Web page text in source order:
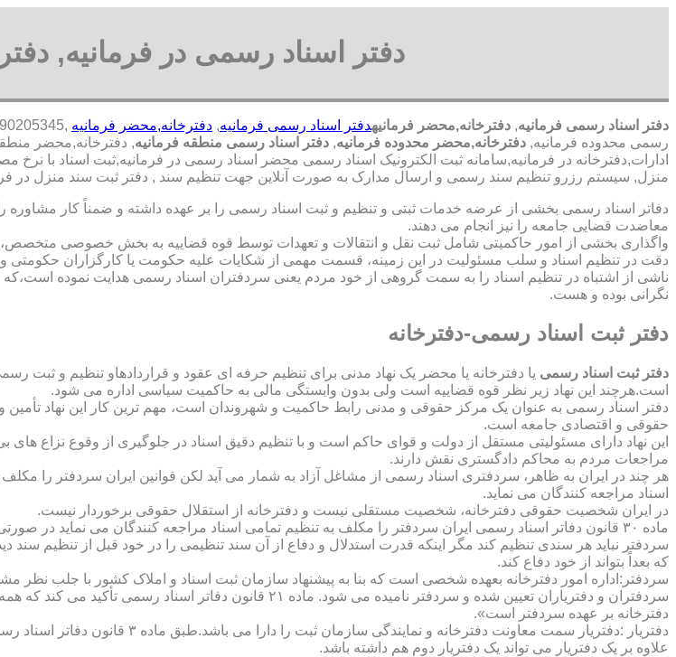
دفتر اسناد رسمی در فرمانیه,
دفتر اسناد رسمی فرمانیه, دفترخانه,محضر فرمانیهدفتر اسناد رسمی فرمانیه, دفترخانه,محضر فرمانیه
رسمی محدوده فرمانیه, دفترخانه,محضر محدوده فرمانیه, دفتر اسناد رسمی منطقه فرمانیه, دفترخانه,محضر
ادارات,دفترخانه در فرمانیه,سامانه ثبت الکترونیک اسناد رسمی محضر اسناد رسمی در فرمانیه,ثبت اسناد با
منزل, سیستم رزرو تنظیم سند رسمی و ارسال مدارک به صورت آنلاین جهت تنظیم سند , دفتر ثبت سند منزل در
دفاتر اسناد رسمی بخشی از عرضه خدمات ثبتی و تنظیم و ثبت اسناد رسمی را بر عهده داشته و ضمناً کار مشاوره
معاضدت قضایی جامعه را نیز انجام می دهند.
واگذاری بخشی از امور حاکمیتی شامل ثبت نقل و انتقالات و تعهدات توسط قوه قضاییه به بخش خصوصی متخصص،
دقت در تنظیم اسناد و سلب مسئولیت در این زمینه، قسمت مهمی از شکایات علیه حکومت یا کارگزاران حکومتی
ناشی از اشتباه در تنظیم اسناد را به سمت گروهی از خود مردم یعنی سردفتران اسناد رسمی هدایت نموده
نگرانی بوده و هست.
دفتر ثبت اسناد رسمی-دفترخانه
دفتر ثبت اسناد رسمی یا دفترخانه یا محضر یک نهاد مدنی برای تنظیم حرفه ای عقود و قراردادهاو تنظیم و ثبت
است.هرچند این نهاد زیر نظر قوه قضاییه است ولی بدون وابستگی مالی به حاکمیت سیاسی اداره می شود.
دفتر اسناد رسمی به عنوان یک مرکز حقوقی و مدنی رابط حاکمیت و شهروندان است، مهم ترین کار این نهاد تأمین
حقوقی و اقتصادی جامعه است.
این نهاد دارای مسئولیتی مستقل از دولت و قوای حاکم است و با تنظیم دقیق اسناد در جلوگیری از وقوع نزاع
مراجعات مردم به محاکم دادگستری نقش دارند.
هر چند در ایران به ظاهر، سردفتری اسناد رسمی از مشاغل آزاد به شمار می آید لکن قوانین ایران سردفتر را مکلف
اسناد مراجعه کنندگان می نماید.
در ایران شخصیت حقوقی دفترخانه، شخصیت مستقلی نیست و دفترخانه از استقلال حقوقی برخوردار نیست.
ماده ۳۰ قانون دفاتر اسناد رسمی ایران سردفتر را مکلف به تنظیم تمامی اسناد مراجعه کنندگان می نماید در
سردفتر نباید هر سندی تنظیم کند مگر اینکه قدرت استدلال و دفاع از آن سند تنظیمی را در خود قبل از تنظیم سند
که بعداً بتواند از خود دفاع کند.
سردفتر:اداره امور دفترخانه بعهده شخصی است که بنا به پیشنهاد سازمان ثبت اسناد و املاک کشور با جلب نظر
سردفتران و دفتریاران تعیین شده و سردفتر نامیده می شود. ماده ۲۱ قانون دفاتر اسناد
دفترخانه بر عهده سردفتر است».
دفتریار :دفتریار سمت معاونت دفترخانه و نمایندگی سازمان ثبت را
علاوه بر یک دفتریار می تواند یک دفتریار دوم هم داشته باشد.